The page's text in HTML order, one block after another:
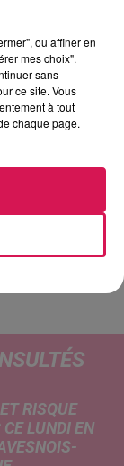
ADELE
RISQUE
CE LUNDI EN
ou affiner en
mes choix".
sans
ce site. Vous
à tout
chaque page.